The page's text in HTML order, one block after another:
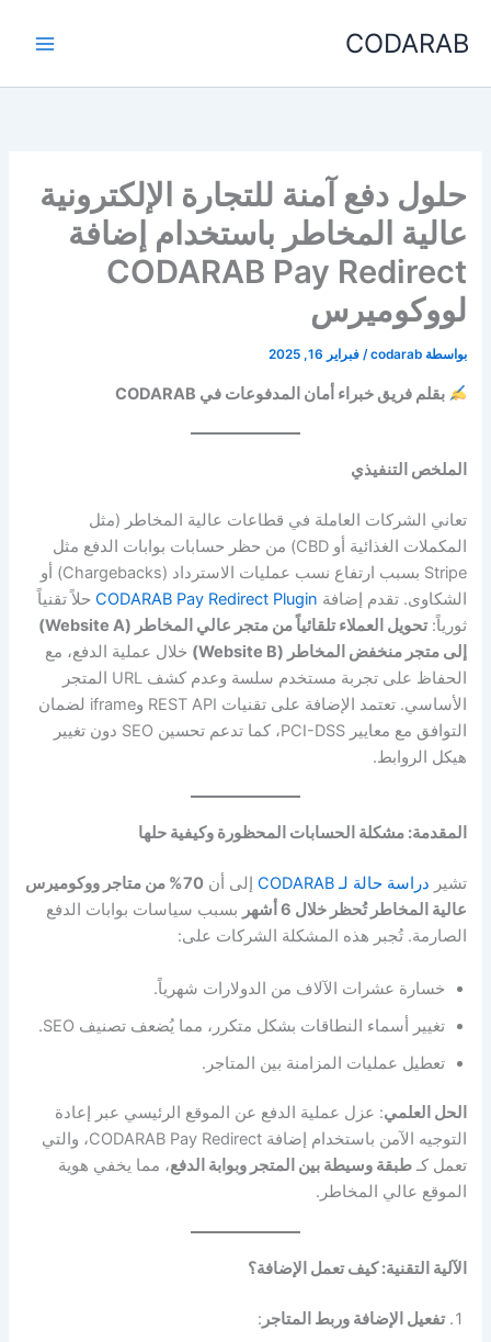
CODARAB
حلول دفع آمنة للتجارة الإلكترونية
عالية المخاطر باستخدام إضافة
CODARAB Pay Redirect
لووكوميرس
بواسطة codarab
/فبراير 16, 2025
بقلم فريق خبراء أمان المدفوعات في CODARAB
الملخص التنفيذي
تعاني الشركات العاملة في قطاعات عالية المخاطر (مثل
المكملات الغذائية أو CBD) من حظر حسابات بوابات الدفع مثل
Stripe بسبب ارتفاع نسب عمليات الاسترداد (Chargebacks) أو
الشكاوى. تقدم إضافة CODARAB Pay Redirect Plugin حلاً تقنياً
ثورياً:
تحويل العملاء تلقائياً من متجر عالي المخاطر (Website A)
إلى متجر منخفض المخاطر (Website B)
خلال عملية الدفع، مع
الحفاظ على تجربة مستخدم سلسة وعدم كشف URL المتجر
الأساسي. تعتمد الإضافة على تقنيات REST API وiframe لضمان
التوافق مع معايير PCI-DSS، كما تدعم تحسين SEO دون تغيير
هيكل الروابط.
المقدمة: مشكلة الحسابات المحظورة وكيفية حلها
تشير دراسة حالة لـ CODARAB إلى أن
70% من متاجر ووكوميرس
عالية المخاطر تُحظر خلال 6 أشهر
بسبب سياسات بوابات الدفع
الصارمة. تُجبر هذه المشكلة الشركات على:
خسارة عشرات الآلاف من الدولارات شهرياً.
تغيير أسماء النطاقات بشكل متكرر، مما يُضعف تصنيف SEO.
تعطيل عمليات المزامنة بين المتاجر.
الحل العلمي: عزل عملية الدفع عن الموقع الرئيسي عبر إعادة
التوجيه الآمن باستخدام إضافة CODARAB Pay Redirect، والتي
تعمل كـطبقة وسيطة بين المتجر وبوابة الدفع، مما يخفي هوية
الموقع عالي المخاطر.
الآلية التقنية: كيف تعمل الإضافة؟
تفعيل الإضافة وربط المتاجر :